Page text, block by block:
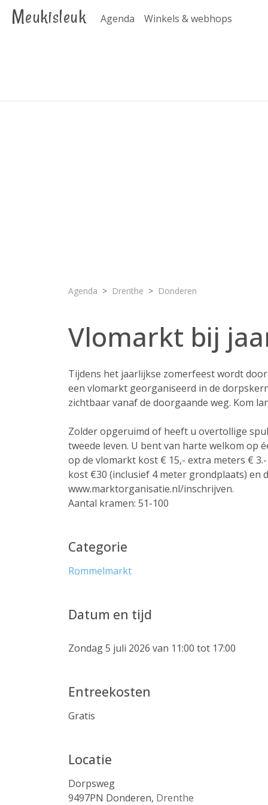
Meukisleuk Agenda Winkels & webhops
Agenda Drenthe Donderen
Vlomarkt bij
Tijdens het jaarlijkse zomerfeest wordt
een vlomarkt georganiseerd in de
zichtbaar vanaf de doorgaande weg. Kom
Zolder opgeruimd of heeft u overtollige
tweede leven. U bent van harte welkom op
op de vlomarkt kost € 15,- extra meters €
kost €30 (inclusief 4 meter grondplaats) en
www.marktorganisatie.nl/inschrijven.
Aantal kramen: 51-100
Categorie
Rommelmarkt
Datum en tijd
Zondag 5 juli 2026 van 11:00 tot 17:00
Entreekosten
Gratis
Locatie
Dorpsweg
9497PN Donderen, Drenthe